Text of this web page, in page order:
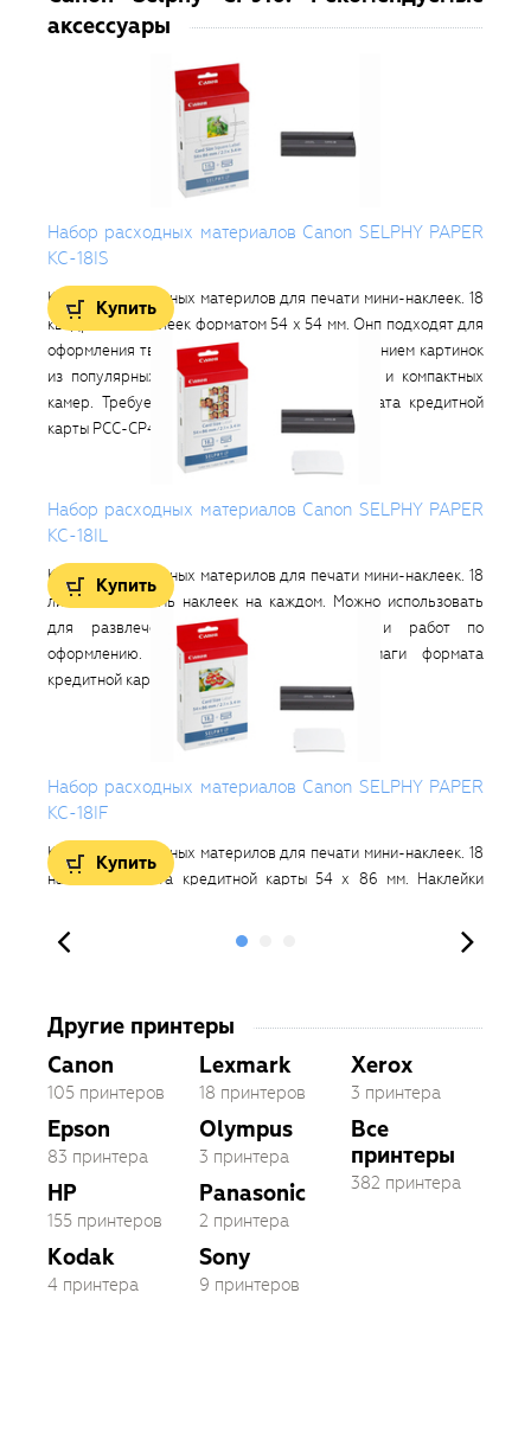
аксессуары
Набор расходных материалов Canon SELPHY PAPER
KC-18IS
Комплект расходных материлов для печати мини-наклеек. 18
квадратных наклеек форматом 54 х 54 мм. Онп подходят для
оформления творческих проектов с испольованием картинок
из популярных приложений для смартфонов и компактных
камер. Требуется кассета для бумаги формата кредитной
карты PCC-CP400.
Купить
Набор расходных материалов Canon SELPHY PAPER
KC-18IL
Комплект расходных материлов для печати мини-наклеек. 18
листов по восемь наклеек на каждом. Можно использовать
для развлечения, творческих проектов и работ по
оформлению. Требуется кассета для бумаги формата
кредитной карты PCC-CP400.
Купить
Набор расходных материалов Canon SELPHY PAPER
KC-18IF
Комплект расходных материлов для печати мини-наклеек. 18
наклеек формата кредитной карты 54 х 86 мм. Наклейки
бумаги формата кредитной карты PCC-CP400
Купить
Другие принтеры
Canon
105 принтеров
Epson
83 принтера
HP
155 принтеров
Kodak
4 принтера
Lexmark
18 принтеров
Olympus
3 принтера
Panasonic
2 принтера
Sony
9 принтеров
Xerox
3 принтера
Все
принтеры
382 принтера